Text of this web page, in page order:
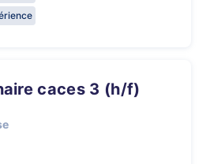
caces 3 (h/f)